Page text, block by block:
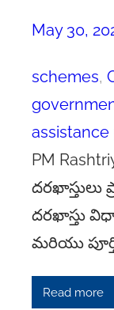
May 30,
schemes,
assistance
PM
దరఖాస్తు
మరియు
Read more